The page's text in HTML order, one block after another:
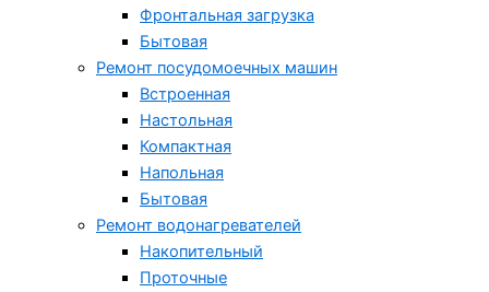
Фронтальная загрузка
Бытовая
Ремонт посудомоечных машин
Встроенная
Настольная
Компактная
Напольная
Бытовая
Ремонт водонагревателей
Накопительный
Проточные